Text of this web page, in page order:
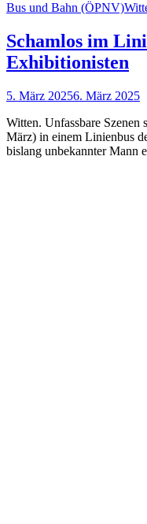
Bus und Bahn (ÖPNV)
Schamlos im
Exhibitionisten
5. März 20256. März 2025
Witten. Unfassbare Szenen
März) in einem Linienbus
bislang unbekannter Mann